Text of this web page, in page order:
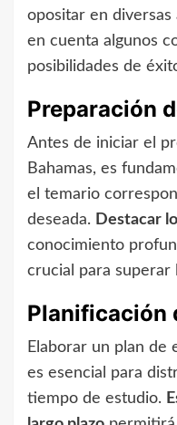
opositar en
en cuenta algunos
posibilidades de
Preparación
Antes de iniciar el
Bahamas, es
el temario
deseada. Destacar
conocimiento
crucial para superar
Planificación
Elaborar un plan de
es esencial para
tiempo de estudio.